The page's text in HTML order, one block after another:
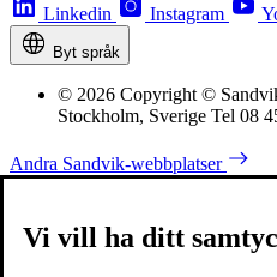
Linkedin
Instagram
Byt språk
© 2026 Copyright ©
Stockholm, Sverige Tel 08
Andra Sandvik-webbplatser
Vi vill ha ditt